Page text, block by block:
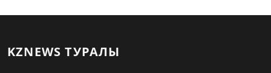
KZNEWS ТУРАЛЫ